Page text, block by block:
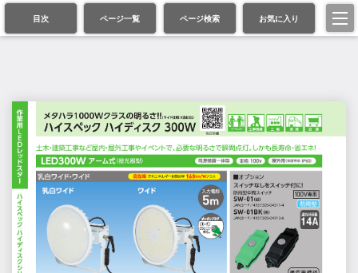
目次 ページ一覧 ページ検索 お気に入り